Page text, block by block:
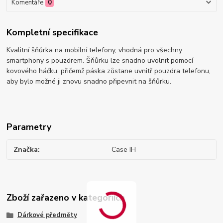
Komentáře 0
Kompletní specifikace
Kvalitní šňůrka na mobilní telefony, vhodná pro všechny
smartphony s pouzdrem. Šňůrku lze snadno uvolnit pomocí
kovového háčku, přičemž páska zůstane uvnitř pouzdra telefonu,
aby bylo možné ji znovu snadno připevnit na šňůrku.
Parametry
Značka Case IH
Zboží zařazeno v kategoriích
Dárkové předměty